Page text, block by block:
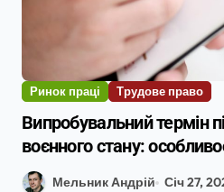
Ринок праці Трудове право
Випробувальний термін
воєнного стану:
році
Мельник Андрій Січ 27,